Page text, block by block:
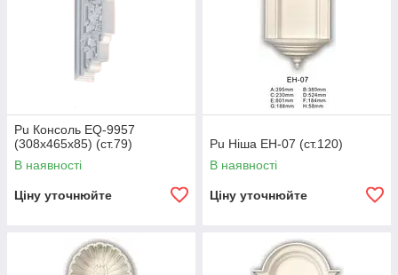
Pu Консоль EQ-9957
(308х465х85) (ст.79)
В наявності
Ціну уточнюйте
Pu Ніша EH-07 (ст.120)
В наявності
Ціну уточнюйте